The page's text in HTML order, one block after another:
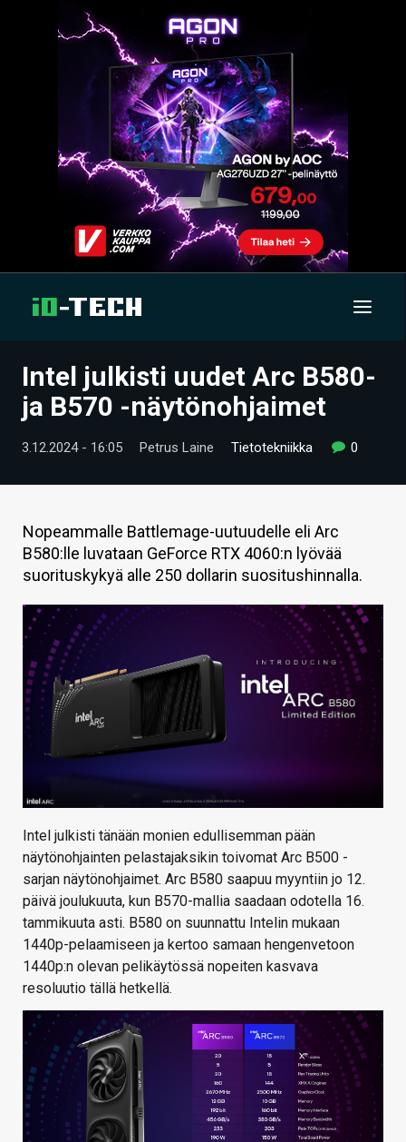
UUTISET
TIETOA
HINTA.FI
KAUPPA
VAIHDA TEEMA
HAKU
Intel julkisti uudet Arc B580-
ja B570 -näytönohjaimet
3.12.2024 - 16:05 Petrus Laine Tietotekniikka 0
Nopeammalle Battlemage-uutuudelle eli Arc
B580:lle luvataan GeForce RTX 4060:n lyövää
suorituskykyä alle 250 dollarin suositushinnalla.
Intel julkisti tänään monien edullisemman pään
näytönohjainten pelastajaksikin toivomat Arc B500 -
sarjan näytönohjaimet. Arc B580 saapuu myyntiin jo 12.
päivä joulukuuta, kun B570-mallia saadaan odotella 16.
tammikuuta asti. B580 on suunnattu Intelin mukaan
1440p-pelaamiseen ja kertoo samaan hengenvetoon
1440p:n olevan pelikäytössä nopeiten kasvava
resoluutio tällä hetkellä.